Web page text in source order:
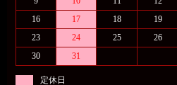
16
17 18 19
23
24 25 26
30
31
定休日